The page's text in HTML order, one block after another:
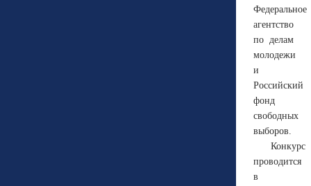
Федеральное
агентство
по делам
молодежи
и
Российский
фонд
свободных
выборов.
Конкурс
проводится
в